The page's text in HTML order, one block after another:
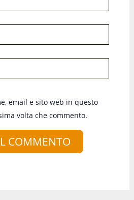
email e sito web in questo
volta che commento.